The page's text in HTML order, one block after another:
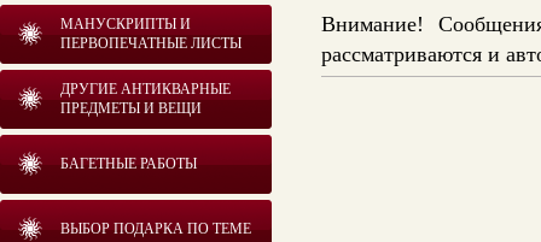
МАНУСКРИПТЫ И
ПЕРВОПЕЧАТНЫЕ ЛИСТЫ
ДРУГИЕ АНТИКВАРНЫЕ
ПРЕДМЕТЫ И ВЕЩИ
БАГЕТНЫЕ РАБОТЫ
ВЫБОР ПОДАРКА ПО ТЕМЕ
Внимание!
рассматриваются и